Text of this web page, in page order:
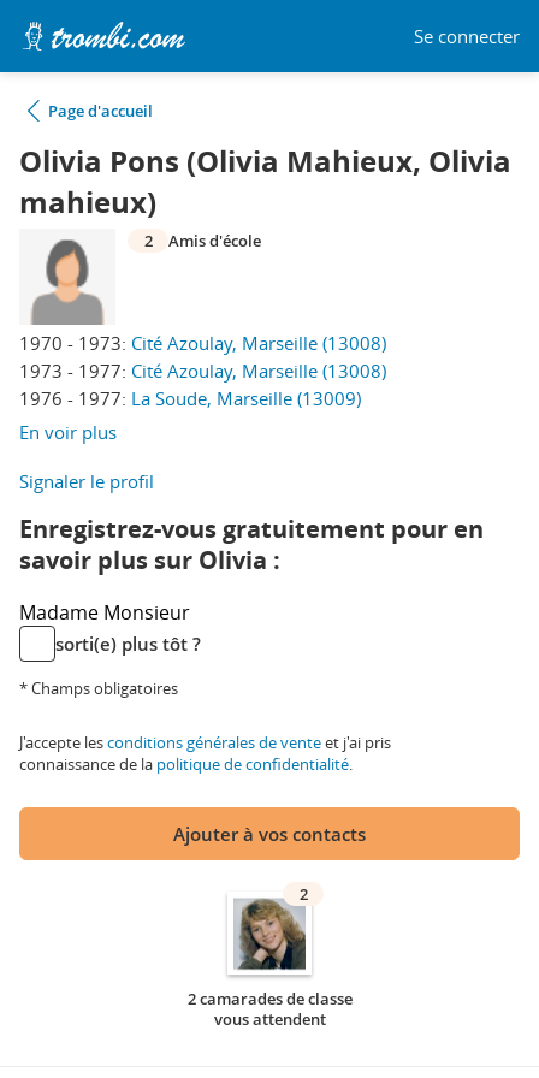
Se connecter
Page d'accueil
Olivia Pons (Olivia Mahieux, Olivia
mahieux)
1970 - 1973: Cité Azoulay, Marseille (13008)
1973 - 1977: Cité Azoulay, Marseille (13008)
1976 - 1977: La Soude, Marseille (13009)
En voir plus
2 Amis d'école
Signaler le profil
Enregistrez-vous gratuitement pour en
savoir plus sur Olivia :
Madame Monsieur
sorti(e) plus tôt ?
* Champs obligatoires
J'accepte lesconditions générales de venteet j'ai pris
connaissance de la politique de confidentialité.
Ajouter à vos contacts
2
2 camarades de classe
vous attendent